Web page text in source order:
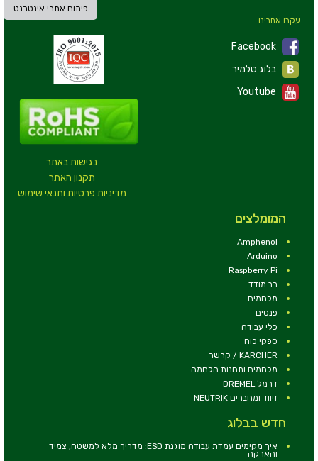
פיתוח אתרי אינטרנט
נגישות באתר
תקנון האתר
מדיניות פרטיות ותנאי שימוש
עקבו אחרינו
Facebook
Youtube
המומלצים
Amphenol
Arduino
Raspberry Pi
רב מודד
מלחמים
פנסים
כלי עבודה
ספקי כוח
KARCHER / קרשר
מלחמים ותחנות הלחמה
דרמל DREMEL
זיווד ומחברים NEUTRIK
חדש בבלוג
איך מקימים עמדת עבודה מוגנת ESD: מדריך מלא למשטח, צמיד
והארקה